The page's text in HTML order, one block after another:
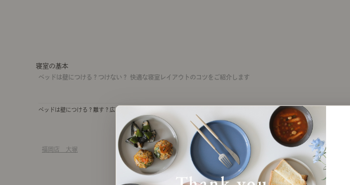
寝室の基本
ベッドは壁につける？つけない？ 快適な寝室レイアウトのコツをご紹介します
ベッドは壁につける？離す？広さや人数別の最適な配置や、快適さが変わる3つのポイントをご紹介します。
福岡店 大塚